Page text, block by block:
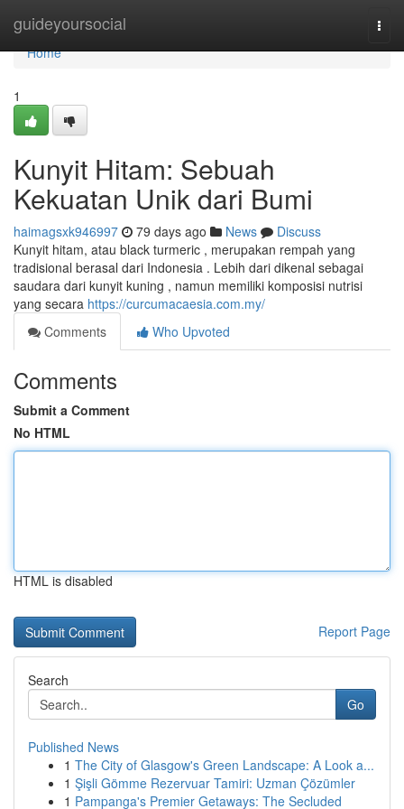
guideyoursocial
Home
Home
1
Kunyit Hitam: Sebuah
Kekuatan Unik dari Bumi
haimagsxk946997 79 days ago News
Discuss
Kunyit hitam, atau black turmeric , merupakan rempah yang
tradisional berasal dari Indonesia . Lebih dari dikenal sebagai
saudara dari kunyit kuning , namun memiliki komposisi nutrisi
yang secara https://curcumacaesia.com.my/
Comments
Who Upvoted
Comments
Submit a Comment
No HTML
HTML is disabled
Report Page
Search
Go
Published News
1 The City of Glasgow's Green Landscape: A Look a...
1 Şişli Gömme Rezervuar Tamiri: Uzman Çözümler
1 Pampanga's Premier Getaways: The Secluded